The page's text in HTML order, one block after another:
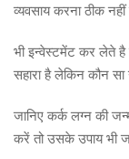
व्यवसाय करना ठीक
भी इन्वेस्टमेंट कर लेते है
सहारा है लेकिन कौन सा
जानिए कर्क लग्न की
करें तो उसके उपाय भी